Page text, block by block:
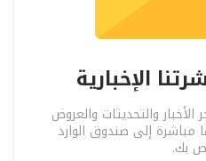
الإخبارية
والتحديثات والعروض
مباشرة إلى صندوق الوارد
بك.